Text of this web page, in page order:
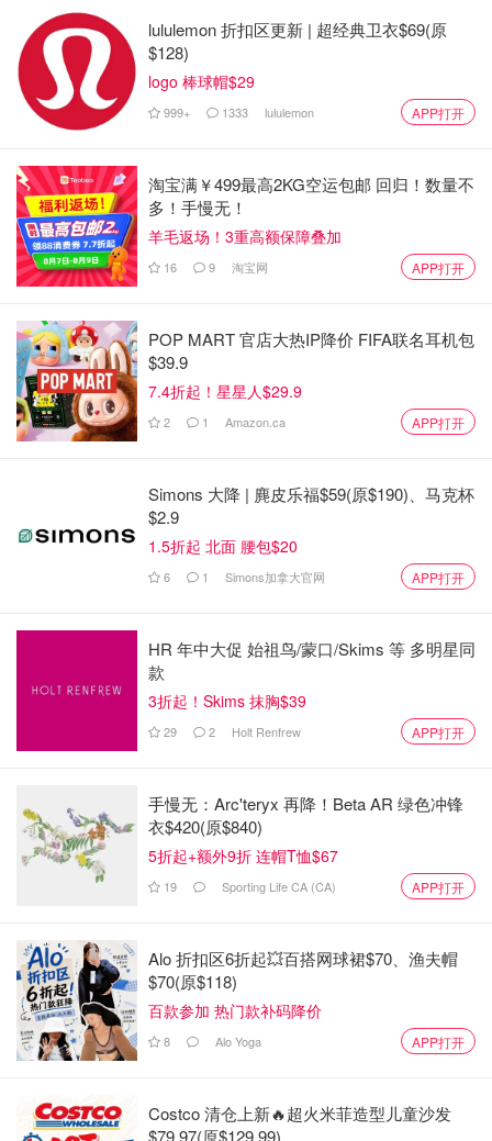
lululemon 折扣区更新 | 超经典卫衣$69(原
$128)
logo 棒球帽$29
999+ 1333 lululemon APP打开
淘宝满￥499最高2KG空运包邮 回归！数量不
多！手慢无！
羊毛返场！3重高额保障叠加
16 9 淘宝网 APP打开
POP MART 官店大热IP降价 FIFA联名耳机包
$39.9
7.4折起！星星人$29.9
2 1 Amazon.ca APP打开
Simons 大降 | 麂皮乐福$59(原$190)、马克杯
$2.9
1.5折起 北面 腰包$20
6 1 Simons加拿大官网 APP打开
HR 年中大促 始祖鸟/蒙口/Skims 等 多明星同
款
3折起！Skims 抹胸$39
29 2 Holt Renfrew APP打开
手慢无：Arc'teryx 再降！Beta AR 绿色冲锋
衣$420(原$840)
5折起+额外9折 连帽T恤$67
19 Sporting Life CA (CA) APP打开
Alo 折扣区6折起💥百搭网球裙$70、渔夫帽
$70(原$118)
百款参加 热门款补码降价
8 Alo Yoga APP打开
Costco 清仓上新🔥超火米菲造型儿童沙发
$79.97(原$129.99)